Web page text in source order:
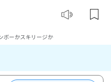
ボーかスキリージか